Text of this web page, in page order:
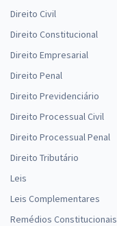
Direito Civil
Direito Constitucional
Direito Empresarial
Direito Penal
Direito Previdenciário
Direito Processual Civil
Direito Processual Penal
Direito Tributário
Leis
Leis Complementares
Remédios Constitucionais